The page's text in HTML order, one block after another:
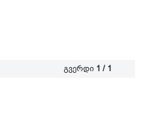
გვერდი 1 / 1